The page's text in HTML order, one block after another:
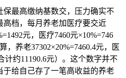
保最高缴纳基数交，压力确实不
档，每月养老加医疗要交近
元，医疗7460元×10%=746
，养老37302×20%=7460.4元，医
计约11190.6元）。这个数字并不
给自己存了一笔高收益的养老